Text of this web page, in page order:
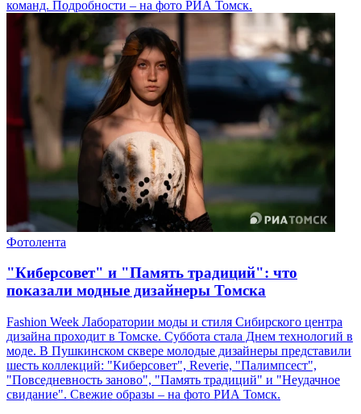
команд. Подробности – на фото РИА Томск.
Фотолента
"Киберсовет" и "Память традиций": что
показали модные дизайнеры Томска
Fashion Week Лаборатории моды и стиля Сибирского центра
дизайна проходит в Томске. Суббота стала Днем технологий в
моде. В Пушкинском сквере молодые дизайнеры представили
шесть коллекций: "Киберсовет", Reverie, "Палимпсест",
"Повседневность заново", "Память традиций" и "Неудачное
свидание". Свежие образы – на фото РИА Томск.